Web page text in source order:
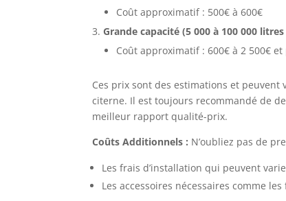
Coût approximatif : 500€ à 600€
Grande capacité (5 000 à 100 000
Coût approximatif : 600€ à 2 500€ et
Ces prix sont des estimations et
citerne. Il est toujours recommandé de
meilleur rapport qualité-prix.
Coûts Additionnels : N’oubliez pas de
Les frais d’installation qui peuvent
Les accessoires nécessaires comme